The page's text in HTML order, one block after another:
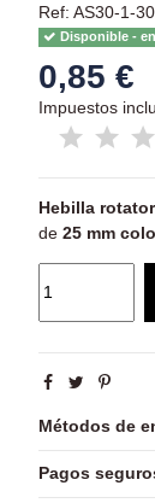
Ref: AS30-1-
Disponible -
0,85 €
Impuestos
Hebilla
de 25 mm
Métodos de
Pagos